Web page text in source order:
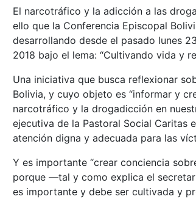
El narcotráfico y la adicción a las
ello que la Conferencia Episcopal
desarrollando desde el pasado lunes
2018 bajo el lema: “Cultivando vida y
Una iniciativa que busca reflexionar
Bolivia, y cuyo objeto es “informar y
narcotráfico y la drogadicción en
ejecutiva de la Pastoral Social Caritas
atención digna y adecuada para las
Y es importante “crear conciencia
porque —tal y como explica el
es importante y debe ser cultivada y